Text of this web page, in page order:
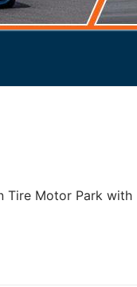
Tire Motor Park with